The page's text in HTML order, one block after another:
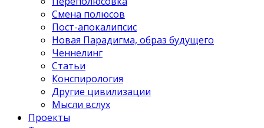
Смена полюсов
Пост-апокалипсис
Новая Парадигма, образ будущего
Ченнелинг
Статьи
Конспирология
Другие цивилизации
Мысли вслух
Проекты